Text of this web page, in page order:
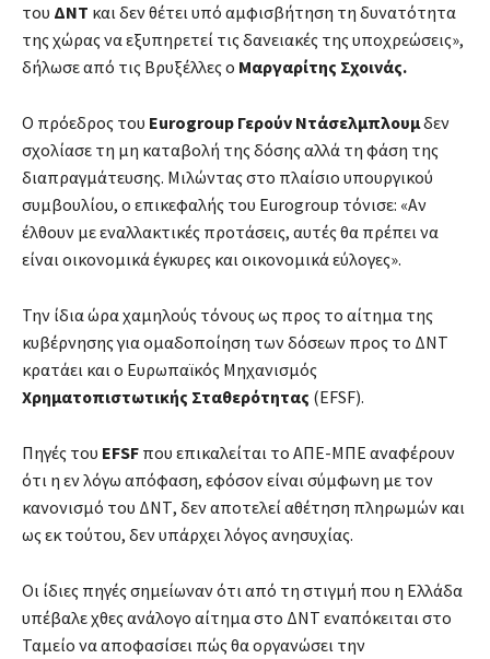
του ΔΝΤ και δεν θέτει υπό αμφισβήτηση τη δυνατότητα
της χώρας να εξυπηρετεί τις δανειακές της υποχρεώσεις»,
δήλωσε από τις Βρυξέλλες ο Μαργαρίτης Σχοινάς.
Ο πρόεδρος του Eurogroup Γερούν Ντάσελμπλουμδεν
σχολίασε τη μη καταβολή της δόσης αλλά τη φάση της
διαπραγμάτευσης. Μιλώντας στο πλαίσιο υπουργικού
συμβουλίου, ο επικεφαλής του Eurogroup τόνισε: «Αν
έλθουν με εναλλακτικές προτάσεις, αυτές θα πρέπει να
είναι οικονομικά έγκυρες και οικονομικά εύλογες».
Την ίδια ώρα χαμηλούς τόνους ως προς το αίτημα της
κυβέρνησης για ομαδοποίηση των δόσεων προς το ΔΝΤ
κρατάει και ο Ευρωπαϊκός Μηχανισμός
Χρηματοπιστωτικής Σταθερότητας (EFSF).
Πηγές του EFSF που επικαλείται το ΑΠΕ-ΜΠΕ αναφέρουν
ότι η εν λόγω απόφαση, εφόσον είναι σύμφωνη με τον
κανονισμό του ΔΝΤ, δεν αποτελεί αθέτηση πληρωμών και
ως εκ τούτου, δεν υπάρχει λόγος ανησυχίας.
Οι ίδιες πηγές σημείωναν ότι από τη στιγμή που η Ελλάδα
υπέβαλε χθες ανάλογο αίτημα στο ΔΝΤ εναπόκειται στο
Ταμείο να αποφασίσει πώς θα οργανώσει την